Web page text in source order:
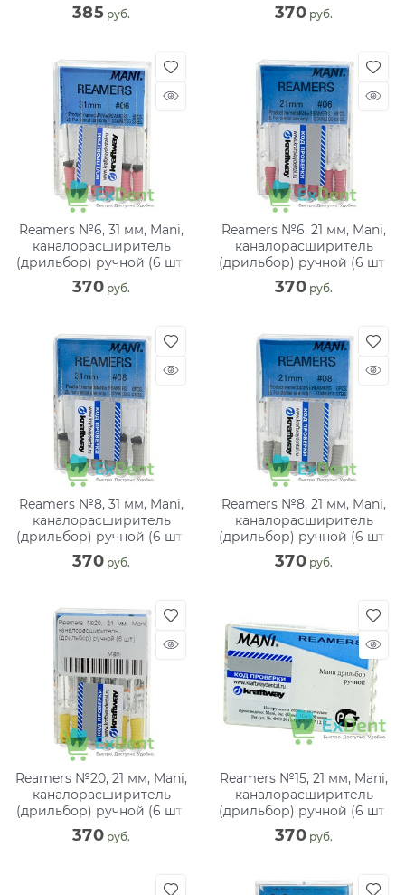
385 руб. 370 руб.
Reamers №6, 31 мм, Mani,
каналорасширитель
(дрильбор) ручной (6 шт)
370 руб.
Reamers №6, 21 мм, Mani,
каналорасширитель
(дрильбор) ручной (6 шт)
370 руб.
Reamers №8, 31 мм, Mani,
каналорасширитель
(дрильбор) ручной (6 шт)
370 руб.
Reamers №8, 21 мм, Mani,
каналорасширитель
(дрильбор) ручной (6 шт)
370 руб.
Reamers №20, 21 мм, Mani,
каналорасширитель
(дрильбор) ручной (6 шт)
370 руб.
Reamers №15, 21 мм, Mani,
каналорасширитель
(дрильбор) ручной (6 шт)
370 руб.